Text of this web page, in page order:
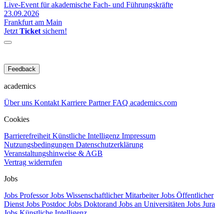
Live-Event für akademische Fach- und Führungskräfte
23.09.2026
Frankfurt am Main
Jetzt Ticket sichern!
Feedback
academics
Über uns Kontakt Karriere PartnerFAQ academics.com
Cookies
Barrierefreiheit Künstliche Intelligenz Impressum
Nutzungsbedingungen Datenschutzerklärung
Veranstaltungshinweise & AGB
Vertrag widerrufen
Jobs
Jobs ProfessorJobs Wissenschaftlicher MitarbeiterJobs Öffentlicher
Dienst Jobs Postdoc Jobs Doktorand Jobs an Universitäten Jobs Jura